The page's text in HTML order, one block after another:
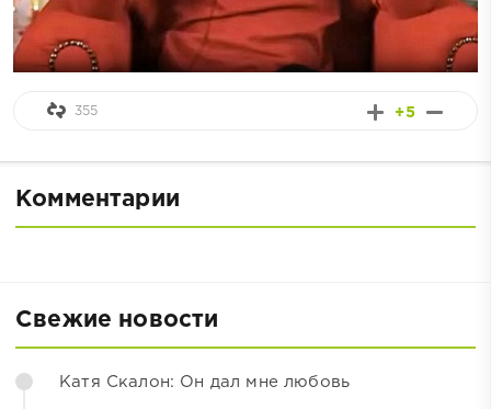
+5
355
Комментарии
Свежие новости
Катя Скалон: Он дал мне любовь